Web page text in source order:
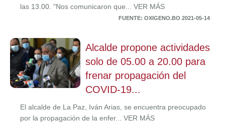
las 13.00. "Nos comunicaron que... VER MÁS
FUENTE: OXIGENO.BO 2021-05-14
Alcalde propone actividades
solo de 05.00 a 20.00 para
frenar propagación del
COVID-19...
El alcalde de La Paz, Iván Arias, se encuentra preocupado
por la propagación de la enfer... VER MÁS